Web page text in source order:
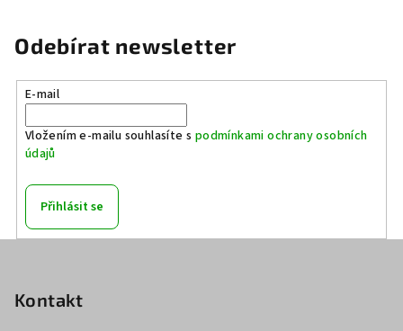
Odebírat newsletter
E-mail
Vložením e-mailu souhlasíte s podmínkami ochrany osobních
údajů
Přihlásit se
Kontakt